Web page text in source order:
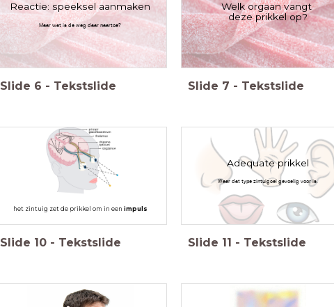
Reactie: speeksel aanmaken
Maar wat is de weg daar naartoe?
Slide 6 - Tekstslide
Welk orgaan vangt
deze prikkel op?
Slide 7 - Tekstslide
het zintuig zet de prikkel om in een impuls
Slide 10 - Tekstslide
Adequate prikkel
Waar dat type zintuigcel gevoelig voor is.
Slide 11 - Tekstslide